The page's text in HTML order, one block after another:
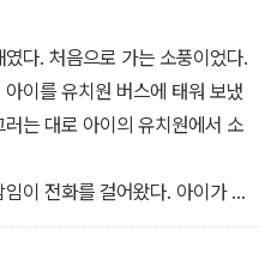
다. 처음으로 가는 소풍이었다.
이를 유치원 버스에 태워 보냈
는 대로 아이의 유치원에서 소
이 전화를 걸어왔다. 아이가 능
. 그냥 운 것도 아니고 바들바들
도 다 무섭다며 울음을 그치지